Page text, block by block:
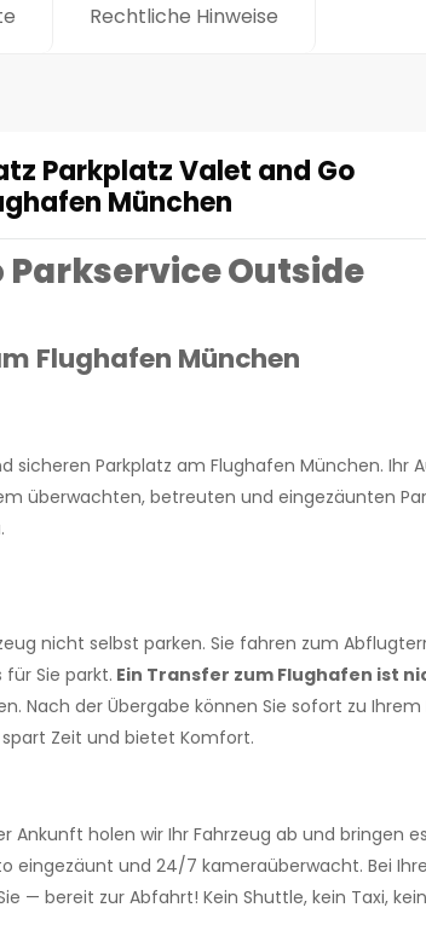
Rechtliche Hinweise
Parkplatz Valet and Go
München
Parkservice Outside
Flughafen München
sicheren Parkplatz am Flughafen München. Ihr
überwachten, betreuten und eingezäunten
nicht selbst parken. Sie fahren zum
Sie parkt. Ein Transfer zum Flughafen ist
Nach der Übergabe können Sie sofort zu Ihrem
Zeit und bietet Komfort.
Ankunft holen wir Ihr Fahrzeug ab und bringen
eingezäunt und 24/7 kameraüberwacht. Bei
— bereit zur Abfahrt! Kein Shuttle, kein Taxi, kein